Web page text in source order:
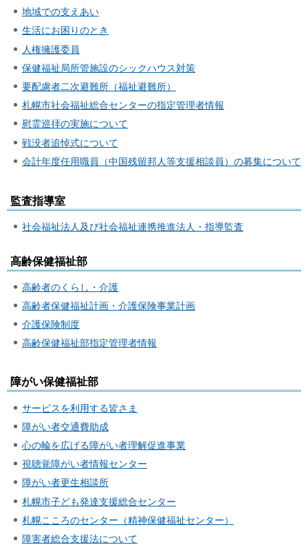
地域での支えあい
生活にお困りのとき
人権擁護委員
保健福祉局所管施設のシックハウス対策
要配慮者二次避難所（福祉避難所）
札幌市社会福祉総合センターの指定管理者情報
慰霊巡拝の実施について
戦没者追悼式について
会計年度任用職員（中国残留邦人等支援相談員）の募集について
監査指導室
社会福祉法人及び社会福祉連携推進法人・指導監査
高齢保健福祉部
高齢者のくらし・介護
高齢者保健福祉計画・介護保険事業計画
介護保険制度
高齢保健福祉部指定管理者情報
障がい保健福祉部
サービスを利用する皆さま
障がい者交通費助成
心の輪を広げる障がい者理解促進事業
視聴覚障がい者情報センター
障がい者更生相談所
札幌市子ども発達支援総合センター
札幌こころのセンター（精神保健福祉センター）
障害者総合支援法について